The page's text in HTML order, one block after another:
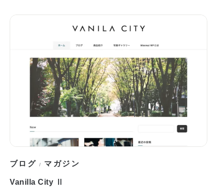
ブログ / マガジン
Vanilla City Ⅱ